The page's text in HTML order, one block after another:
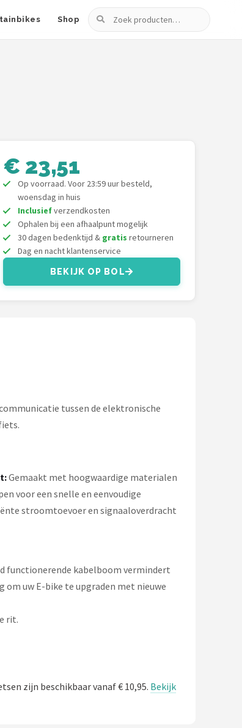
Shop
Zoeken
€ 23,51
Op voorraad. Voor 23:59 uur besteld,
woensdag in huis
Inclusiefverzendkosten
Ophalen bij een afhaalpunt mogelijk
30 dagen bedenktijd & gratis retourneren
Dag en nacht klantenservice
BEKIJK OP BOL
tussen de elektronische
Gemaakt met hoogwaardige materialen
voor een snelle en eenvoudige
stroomtoevoer en signaaloverdracht
functionerende kabelboom vermindert
om uw E-bike te upgraden met nieuwe
rit.
zijn beschikbaar vanaf € 10,95. Bekijk